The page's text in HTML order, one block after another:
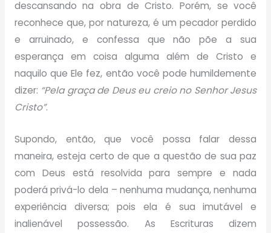
descansando na obra de Cristo. Porém, se você
reconhece que, por natureza, é um pecador perdido
e arruinado, e confessa que não põe a sua
esperança em coisa alguma além de Cristo e
naquilo que Ele fez, então você pode humildemente
dizer: “Pela graça de Deus eu creio no Senhor Jesus
Cristo”.
Supondo, então, que você possa falar dessa
maneira, esteja certo de que a questão de sua paz
com Deus está resolvida para sempre e nada
poderá privá-lo dela – nenhuma mudança, nenhuma
experiência diversa; pois ela é sua imutável e
inalienável possessão. As Escrituras dizem